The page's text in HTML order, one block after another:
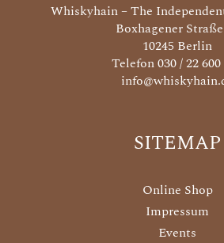
Whiskyhain – The
Boxhagener
10245 Berlin
Telefon 030 / 22 600
SITEMAP
Online Shop
Impressum
Events